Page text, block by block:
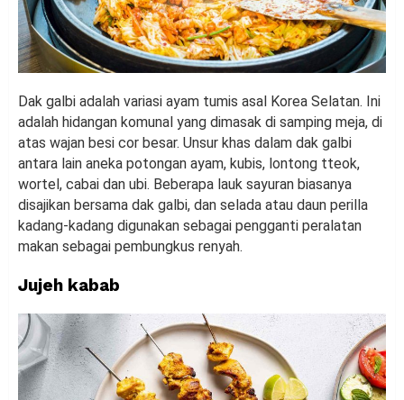
Dak galbi adalah variasi ayam tumis asal Korea Selatan. Ini
adalah hidangan komunal yang dimasak di samping meja, di
atas wajan besi cor besar. Unsur khas dalam dak galbi
antara lain aneka potongan ayam, kubis, lontong tteok,
wortel, cabai dan ubi. Beberapa lauk sayuran biasanya
disajikan bersama dak galbi, dan selada atau daun perilla
kadang-kadang digunakan sebagai pengganti peralatan
makan sebagai pembungkus renyah.
Jujeh kabab